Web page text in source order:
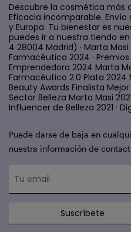
Descubre la cosmética más
Eficacia incomparable. Envío
y Europa. Tu bienestar es
puedes ir a nuestra tienda
4 28004 Madrid) · Marta
Farmacéutica 2024 ·
Emprendedora 2024 Marta
Farmacéutico 2.0 Plata 2024
Beauty Awards Finalista
Sector Belleza Marta Masi
Influencer de Belleza 2021 ·
Puede darse de baja en
nuestra información de
Suscríbete